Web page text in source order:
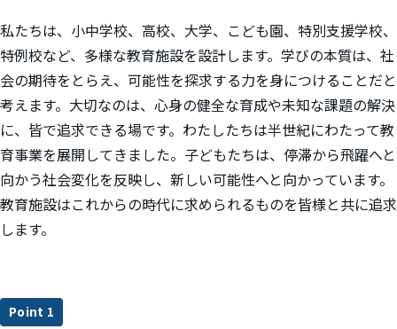
私たちは、小中学校、高校、大学、こども園、特別支援学校、
特例校など、多様な教育施設を設計します。学びの本質は、社
会の期待をとらえ、可能性を探求する力を身につけることだと
考えます。大切なのは、心身の健全な育成や未知な課題の解決
に、皆で追求できる場です。わたしたちは半世紀にわたって教
育事業を展開してきました。子どもたちは、停滞から飛躍へと
向かう社会変化を反映し、新しい可能性へと向かっています。
教育施設はこれからの時代に求められるものを皆様と共に追求
します。
Point 1